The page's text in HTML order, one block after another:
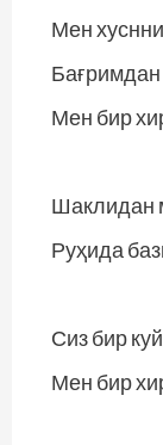
Мен
Бағримдан
Мен бир
Шаклидан
Руҳида
Сиз бир
Мен бир